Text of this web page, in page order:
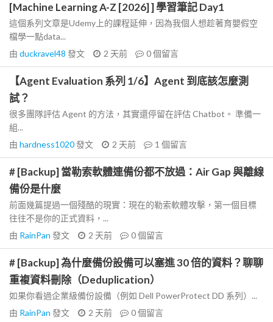
[Machine Learning A-Z [2026] ] 學習筆記 Day1
這個系列文章是Udemy上的課程延伸，因為我個人想趁著育嬰假空
檔學一點data...
由 duckravel48 發文 2 天前 0個留言
【Agent Evaluation 系列 1/6】Agent 到底該怎麼測
試？
很多團隊評估 Agent 的方法，其實還停留在評估 Chatbot。 準備一
組...
由 hardness1020發文 2 天前 1 個留言
# [Backup] 當勒索軟體連備份都不放過：Air Gap 與離線
備份是什麼
前面幾篇提過一個殘酷的現實：現在的勒索軟體攻擊，第一個目標
往往不是你的正式資料，...
由 RainPan 發文 2 天前 0個留言
# [Backup] 為什麼備份設備可以塞進 30 倍的資料？聊聊
重複資料刪除（Deduplication）
如果你看過企業級備份設備（例如 Dell PowerProtect DD 系列）...
由 RainPan 發文 2 天前 0個留言